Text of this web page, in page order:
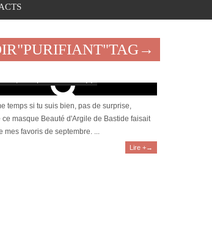
de Cœur] Le masque purifiant Beauté
temps si tu suis bien, pas de surprise,
ce masque Beauté d'Argile de Bastide faisait
mes favoris de septembre. ...
Lire +→